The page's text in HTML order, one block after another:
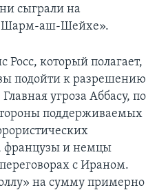
сыграли на
в Шарм-аш-Шейхе».
Росс, который полагает,
подойти к разрешению
угроза Аббасу, по
поддерживаемых
французы и немцы
с Ираном.
на сумму примерно